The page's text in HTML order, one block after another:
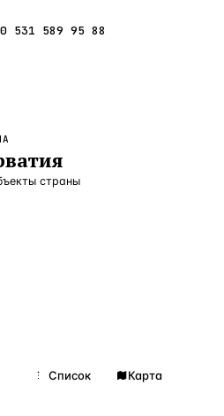
531 589 95 88
страны
Список Карта